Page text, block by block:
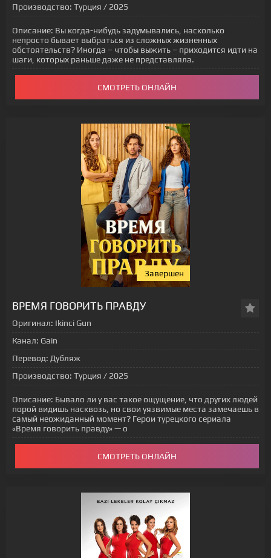
Производство: Турция / 2025
Описание: Вы когда-нибудь задумывались, насколько
непросто бывает выбраться из сложных жизненных
обстоятельств? Иногда – чтобы выжить – приходится идти на
шаги, которых раньше даже не представляла.
СМОТРЕТЬ ОНЛАЙН
Завершен
ВРЕМЯ ГОВОРИТЬ ПРАВДУ
Оригинал: Ikinci Gun
Канал: Gain
Перевод: Дубляж
Производство: Турция / 2025
Описание: Бывало ли у вас такое ощущение, что других людей
порой видишь насквозь, но свои уязвимые места замечаешь в
самый неожиданный момент? Герои турецкого сериала
«Время говорить правду» — о
СМОТРЕТЬ ОНЛАЙН